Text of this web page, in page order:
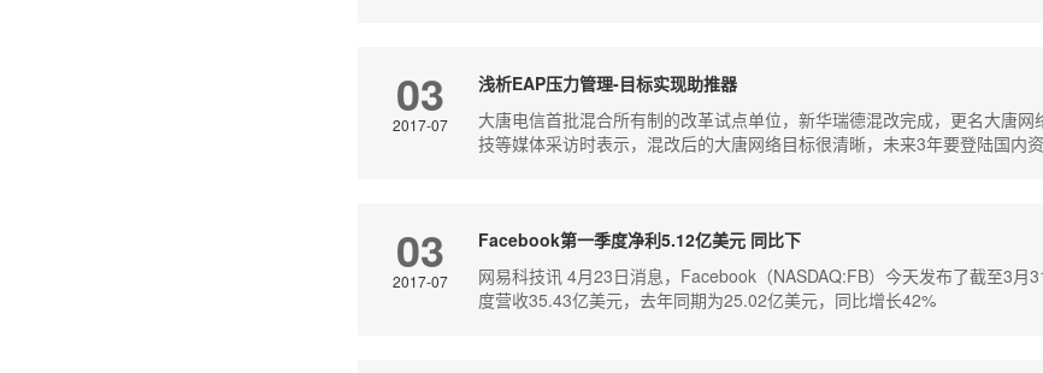
03
2017-07
浅析EAP压力管理-目标实现助推器
大唐电信首批混合所有制的改革试点单位，新华瑞德混改完成，更名大唐
技等媒体采访时表示，混改后的大唐网络目标很清晰，未来3年要登陆国内
03
2017-07
Facebook第一季度净利5.12亿美元 同比下
网易科技讯 4月23日消息，Facebook（NASDAQ:FB）今天发布了截至3
度营收35.43亿美元，去年同期为25.02亿美元，同比增长42%